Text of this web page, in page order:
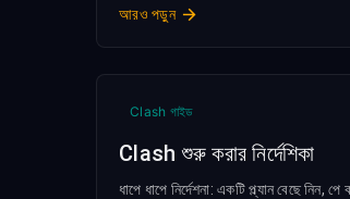
আরও পড়ুন
Clash গাইড
Clash শুরু করার নির্দেশিকা
ধাপে ধাপে নির্দেশনা: একটি প্ল্যান বেছে নিন,